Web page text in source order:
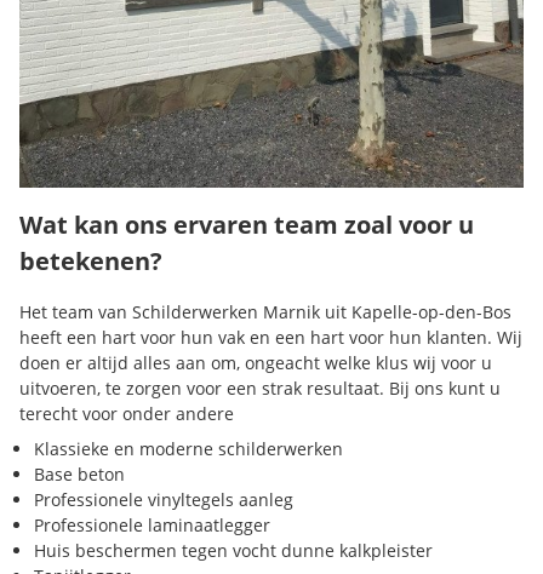
Wat kan ons ervaren team zoal voor u
betekenen?
Het team van Schilderwerken Marnik uit Kapelle-op-den-Bos
heeft een hart voor hun vak en een hart voor hun klanten. Wij
doen er altijd alles aan om, ongeacht welke klus wij voor u
uitvoeren, te zorgen voor een strak resultaat. Bij ons kunt u
terecht voor onder andere
Klassieke en moderne schilderwerken
Base beton
Professionele vinyltegels aanleg
Professionele laminaatlegger
Huis beschermen tegen vocht dunne kalkpleister